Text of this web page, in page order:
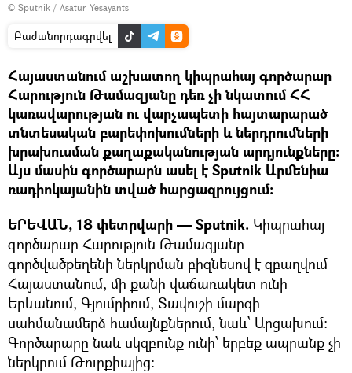
© Sputnik / Asatur Yesayants
Բաժանորդագրվել
Հայաստանում աշխատող կիպրահայ գործարար
Հարություն Թամազյանը դեռ չի նկատում ՀՀ
կառավարության ու վարչապետի հայտարարած
տնտեսական բարեփոխումների և ներդրումների
խրախուսման քաղաքականության արդյունքները:
Այս մասին գործարարն ասել է Sputnik Արմենիա
ռադիոկայանին տված հարցազրույցում:
ԵՐԵՎԱՆ, 18 փետրվարի — Sputnik. Կիպրահայ
գործարար Հարություն Թամազյանը
գործվածքեղենի ներկրման բիզնեսով է զբաղվում
Հայաստանում, մի քանի վաճառակետ ունի
Երևանում, Գյումրիում, Տավուշի մարզի
սահմանամերձ համայնքներում, նաև՝ Արցախում:
Գործարարը նաև սկզբունք ունի՝ երբեք ապրանք չի
ներկրում Թուրքիայից: